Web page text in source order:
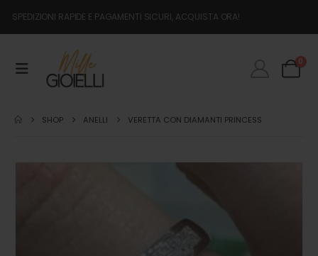
SPEDIZIONI RAPIDE E PAGAMENTI SICURI, ACQUISTA ORA!
0
SHOP ANELLI VERETTA CON DIAMANTI PRINCESS